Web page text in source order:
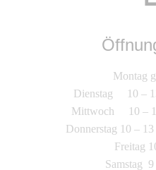
Montag
Dienstag 10 –
Mittwoch 10 –
Donnerstag 10 –
Freitag
Samstag